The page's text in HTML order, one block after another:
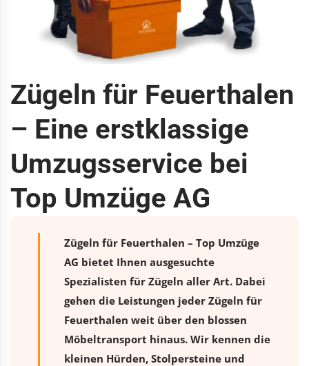
Zügeln für Feuerthalen
– Eine erstklassige
Umzugsservice bei
Top Umzüge AG
Zügeln für Feuerthalen – Top Umzüge
AG bietet Ihnen ausgesuchte
Spezialisten für Zügeln aller Art. Dabei
gehen die Leistungen jeder Zügeln für
Feuerthalen weit über den blossen
Möbeltransport hinaus. Wir kennen die
kleinen Hürden, Stolpersteine und